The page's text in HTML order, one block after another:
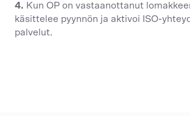
4. Kun OP on vastaanottanut
käsittelee pyynnön ja aktivoi ISO-
palvelut.